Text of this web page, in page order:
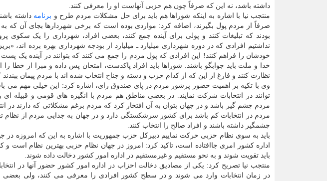
داشته باشد، نه این که صرفاً چون هم حزبی آنهاست او را معرفی کنند.
منتجب نیا با اشاره به اینکه شوراها هم باید برای حل مشکلات مردم طرح و برنامه داشته
صرفاً از مردم پول بگیرند، اضافه کرد: مواردی بوده است که برخی شهردارها بجای آن که
بودند که تبلیغات کنند و پولی برای آینده جمع کنند، بعضی افراد، شهرداری را یک سکوی
نداشتیم افرادی که در دوره شهرداری میلیارد ـ میلیارد از بودجه شهرداری بهره برده اند،
خودشان را فراهم کنند! این افرادی که پول مردم را جمع می کنند که بتوانند در آینده یک
خدا و ملت باید جوابگو باشند. شوراها باید افراد پاکدست، امتحان پس داده و مبرا از خطا را
نظارت کنند و فارغ از این که از کدام حزب و دسته و جناح انتخاب شده اند با مردم پیمان
وی با تکیه بر اهمیت حضور پرشور مردم در پای صندوق رای، اشاره کرد: این خیلی مهم می
توانند در انتخابات شرکت نمایند. در بعضی مناطق هم مردم با انگیزه های قومی و
مردم چشم گیر باشد و در جهان بتوان به آن افتخار کرد که مردم برغم مشکلاتی که دارند در
مردم در انتخابات کم باشد برای کشور سرشکستگی دارد و در جهان به جدایی مردم از نظام
چشمگیر داشته باشند و افراد صالح را انتخاب کنند.
باید به سوی نظام حزبی حرکت نماییم دبیرکل حزب جمهوریت با اشاره به این که امروزه
اداره کشور امری جاافتاده است، تاکید کرد: امروز در جهان نظام حزبی بهترین نظام است
باید تقویت شوند و به نحو مستقیم و غیرمستقیم در اداره امور کشور دخالت داده شوند.
منتجب نیا تصریح کرد: یکی از مصادیق دخالت احزاب در اداره امور کشور حضور آنها در
در زمان انتخابات وارد می شوند و در سطح کشور افرادی را معرفی می کنند، ولی بعضی